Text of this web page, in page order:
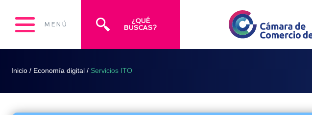
MENÚ
¿QUÉ
BUSCAS?
Inicio / Economía digital / Servicios ITO